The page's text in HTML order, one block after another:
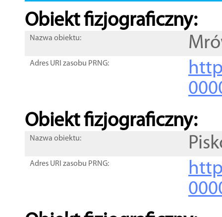
Obiekt fizjograficzny:
Nazwa obiektu:
Adres URI zasobu PRNG:
Obiekt fizjograficzny:
Nazwa obiektu:
Adres URI zasobu PRNG: